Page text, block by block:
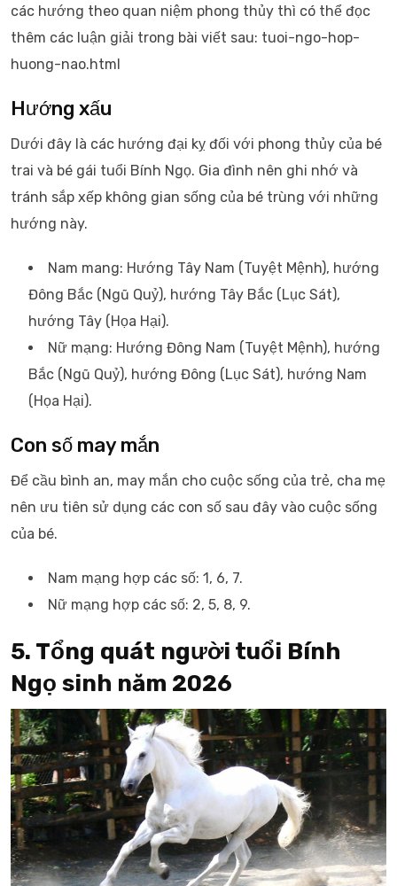
các hướng theo quan niệm phong thủy thì có thể đọc
thêm các luận giải trong bài viết sau: tuoi-ngo-hop-
huong-nao.html
Hướng xấu
Dưới đây là các hướng đại kỵ đối với phong thủy của bé
trai và bé gái tuổi Bính Ngọ. Gia đình nên ghi nhớ và
tránh sắp xếp không gian sống của bé trùng với những
hướng này.
Nam mang: Hướng Tây Nam (Tuyệt Mệnh), hướng
Đông Bắc (Ngũ Quỷ), hướng Tây Bắc (Lục Sát),
hướng Tây (Họa Hại).
Nữ mạng: Hướng Đông Nam (Tuyệt Mệnh), hướng
Bắc (Ngũ Quỷ), hướng Đông (Lục Sát), hướng Nam
(Họa Hại).
Con số may mắn
Để cầu bình an, may mắn cho cuộc sống của trẻ, cha mẹ
nên ưu tiên sử dụng các con số sau đây vào cuộc sống
của bé.
Nam mạng hợp các số: 1, 6, 7.
Nữ mạng hợp các số: 2, 5, 8, 9.
5. Tổng quát người tuổi Bính
Ngọ sinh năm 2026